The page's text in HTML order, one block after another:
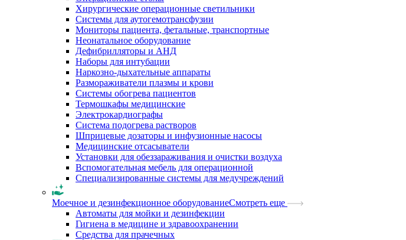
Хирургические операционные светильники
Системы для аутогемотрансфузии
Мониторы пациента, фетальные, транспортные
Неонатальное оборудование
Дефибрилляторы и АНД
Наборы для интубации
Наркозно-дыхательные аппараты
Размораживатели плазмы и крови
Системы обогрева пациентов
Термошкафы медицинские
Электрокардиографы
Cистема подогрева растворов
Шприцевые дозаторы и инфузионные насосы
Медицинские отсасыватели
Установки для обеззараживания и очистки воздуха
Вспомогательная мебель для операционной
Специализированные системы для медучреждений
Моечное и дезинфекционное оборудованиеСмотреть еще
Автоматы для мойки и дезинфекции
Гигиена в медицине и здравоохранении
Средства для прачечных